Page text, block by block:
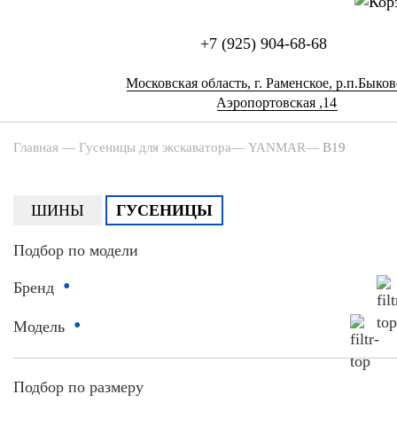
+7 (925) 904-68-68
Московская область, г. Раменское,
Аэропортовская ,14
Главная — Гусеницы для экскаватора— YANMAR— B19
ШИНЫ ГУСЕНИЦЫ
Подбор по модели
Бренд •
Модель •
Подбор по размеру